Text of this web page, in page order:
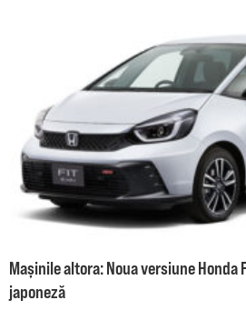
Mașinile altora: Noua versiune Honda
japoneză